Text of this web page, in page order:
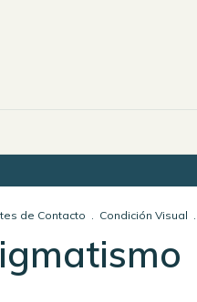
de Contacto . Condición Visual .